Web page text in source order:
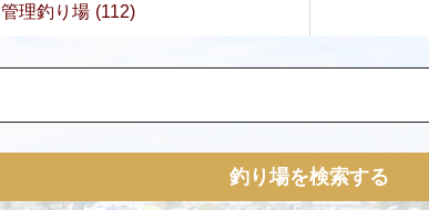
管理釣り場 (112)